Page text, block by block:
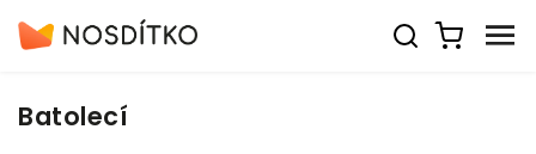
Batolecí